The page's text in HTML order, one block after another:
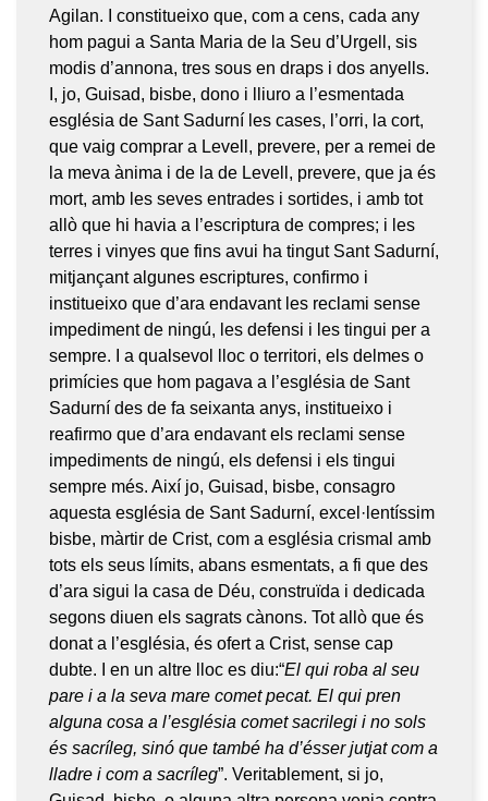
Agilan. I constitueixo que, com a cens, cada any
hom pagui a Santa Maria de la Seu d’Urgell, sis
modis d’annona, tres sous en draps i dos anyells.
I, jo, Guisad, bisbe, dono i lliuro a l’esmentada
església de Sant Sadurní les cases, l’orri, la cort,
que vaig comprar a Levell, prevere, per a remei de
la meva ànima i de la de Levell, prevere, que ja és
mort, amb les seves entrades i sortides, i amb tot
allò que hi havia a l’escriptura de compres; i les
terres i vinyes que fins avui ha tingut Sant Sadurní,
mitjançant algunes escriptures, confirmo i
institueixo que d’ara endavant les reclami sense
impediment de ningú, les defensi i les tingui per a
sempre. I a qualsevol lloc o territori, els delmes o
primícies que hom pagava a l’església de Sant
Sadurní des de fa seixanta anys, institueixo i
reafirmo que d’ara endavant els reclami sense
impediments de ningú, els defensi i els tingui
sempre més. Així jo, Guisad, bisbe, consagro
aquesta església de Sant Sadurní, excel·lentíssim
bisbe, màrtir de Crist, com a església crismal amb
tots els seus límits, abans esmentats, a fi que des
d’ara sigui la casa de Déu, construïda i dedicada
segons diuen els sagrats cànons. Tot allò que és
donat a l’església, és ofert a Crist, sense cap
dubte. I en un altre lloc es diu:“El qui roba al seu
pare i a la seva mare comet pecat. El qui pren
alguna cosa a l’església comet sacrilegi i no sols
és sacríleg, sinó que també ha d’ésser jutjat com a
lladre i com a sacríleg”. Veritablement, si jo,